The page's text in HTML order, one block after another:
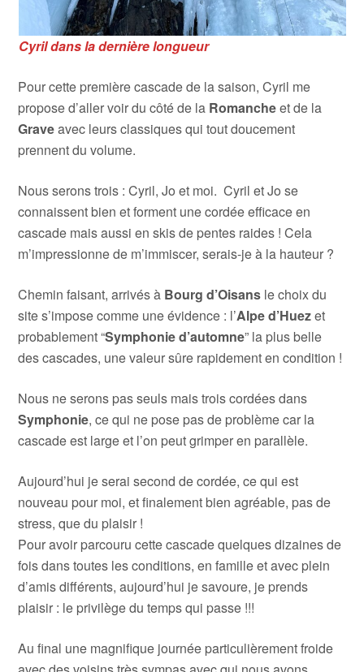
Cyril dans la dernière longueur
Pour cette première cascade de la saison, Cyril me
propose d’aller voir du côté de la Romancheet de la
Graveavec leurs classiques qui tout doucement
prennent du volume.
Nous serons trois : Cyril, Jo et moi. Cyril et Jo se
connaissent bien et forment une cordée efficace en
cascade mais aussi en skis de pentes raides ! Cela
m’impressionne de m’immiscer, serais-je à la hauteur ?
Chemin faisant, arrivés à Bourg d’Oisans le choix du
site s’impose comme une évidence : l’Alpe d’Huezet
probablement “Symphonie d’automne” la plus belle
des cascades, une valeur sûre rapidement en condition !
Nous ne serons pas seuls mais trois cordées dans
Symphonie, ce qui ne pose pas de problème car la
cascade est large et l’on peut grimper en parallèle.
Aujourd’hui je serai second de cordée, ce qui est
nouveau pour moi, et finalement bien agréable, pas de
stress, que du plaisir !
Pour avoir parcouru cette cascade quelques dizaines de
fois dans toutes les conditions, en famille et avec plein
d’amis différents, aujourd’hui je savoure, je prends
plaisir : le privilège du temps qui passe !!!
Au final une magnifique journée particulièrement froide